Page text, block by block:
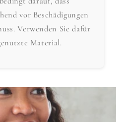
vor Beschädigungen
Verwenden Sie dafür
Material.